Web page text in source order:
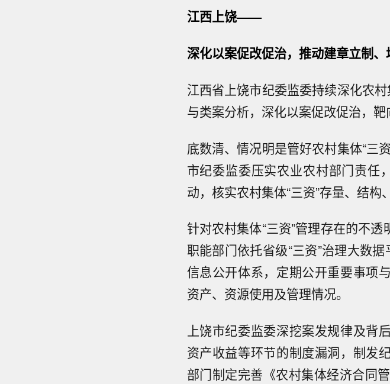
江西上饶——
深化以案促改促治，推动建章立制、
江西省上饶市纪委监委持续深化农
与类案分析，深化以案促改促治，靶
底数清、情况明是管好农村集体“三
市纪委监委压实农业农村部门责任
动，核实农村集体“三资”存量、结构
针对农村集体“三资”管理存在的不
职能部门依托省级“三资”治理大数
信息公开体系，定期公开重要事项
资产、资源使用及管理情况。
上饶市纪委监委深挖案发规律及背
资产收益等环节的制度漏洞，制发
部门制定完善《农村集体经济合同